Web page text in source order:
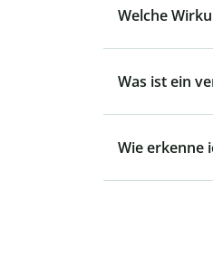
Welche
Was ist ein
Wie erkenne